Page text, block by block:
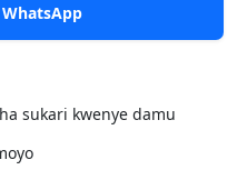
sukari kwenye damu